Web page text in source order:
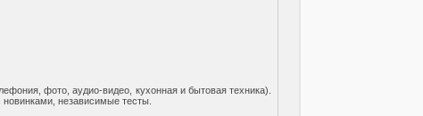
фото, аудио-видео, кухонная и бытовая техника).
независимые тесты.